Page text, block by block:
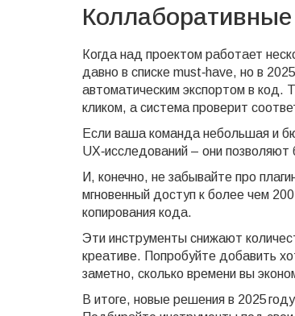
Когда над проектом работает
давно в списке must‑have, но в
автоматическим экспортом в код.
кликом, а система проверит
Если ваша команда небольшая и
UX‑исследований – они
И, конечно, не забывайте про
мгновенный доступ к более чем
копирования кода.
Эти инструменты снижают
креативе. Попробуйте добавить
заметно, сколько времени вы
В итоге, новые решения в 2025